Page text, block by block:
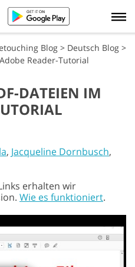
Blog > Deutsch Blog >
Reader-Tutorial
DATEIEN IM
, Jacqueline Dornbusch,
erhalten wir
Wie es funktioniert.